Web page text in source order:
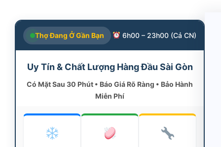
Thợ Đang Ở Gần Bạn 6h00 – 23h00 (Cả CN)
Uy Tín & Chất Lượng Hàng Đầu Sài Gòn
Có Mặt Sau 30 Phút • Báo Giá Rõ Ràng • Bảo Hành
Miễn Phí